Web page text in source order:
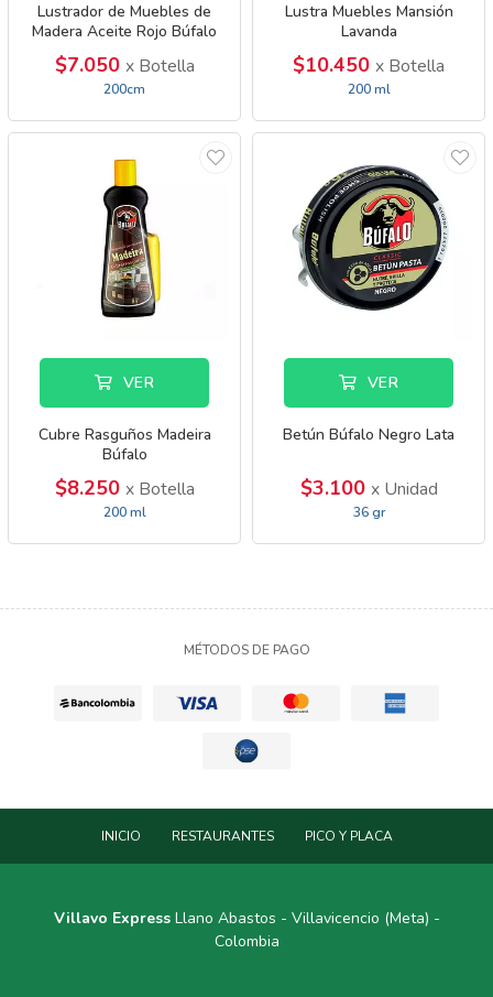
Lustrador de Muebles de
Madera Aceite Rojo Búfalo
$7.050 x Botella
200cm
Lustra Muebles Mansión
Lavanda
$10.450 x Botella
200 ml
VER
Cubre Rasguños Madeira
Búfalo
$8.250 x Botella
200 ml
VER
Betún Búfalo Negro Lata
$3.100 x Unidad
36 gr
MÉTODOS DE PAGO
INICIO RESTAURANTES PICO Y PLACA
Villavo ExpressLlano Abastos - Villavicencio (Meta) -
Colombia